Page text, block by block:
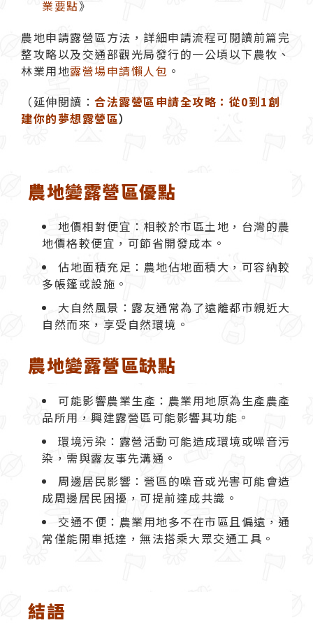
業要點》
農地申請露營區方法，詳細申請流程可閱讀前篇完
整攻略以及交通部觀光局發行的一公頃以下農牧、
林業用地露營場申請懶人包 。
（延伸閱讀： 合法露營區申請全攻略：從0到1創
建你的夢想露營區）
農地變露營區優點
地價相對便宜：相較於市區土地，台灣的農
地價格較便宜，可節省開發成本。
佔地面積充足：農地佔地面積大，可容納較
多帳篷或設施。
大自然風景：露友通常為了遠離都市親近大
自然而來，享受自然環境。
農地變露營區缺點
可能影響農業生產：農業用地原為生產農產
品所用，興建露營區可能影響其功能。
環境污染：露營活動可能造成環境或噪音污
染，需與露友事先溝通。
周邊居民影響：營區的噪音或光害可能會造
成周邊居民困擾，可提前達成共識。
交通不便：農業用地多不在市區且偏遠，通
常僅能開車抵達，無法搭乘大眾交通工具。
結語